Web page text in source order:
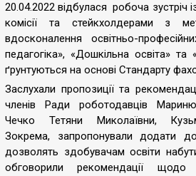
20.04.2022 відбулася робоча зустріч
комісії та стейкхолдерами з
вдосконалення освітньо-
педагогіка», «Дошкільна освіта» та
ґрунтуються на основі Стандарту
Заслухали пропозиції та
членів Ради роботодавців
Чечко Тетяни Миколаївни,
Зокрема, запропонували додати
дозволять здобувачам освіти
обговорили рекомендації щодо